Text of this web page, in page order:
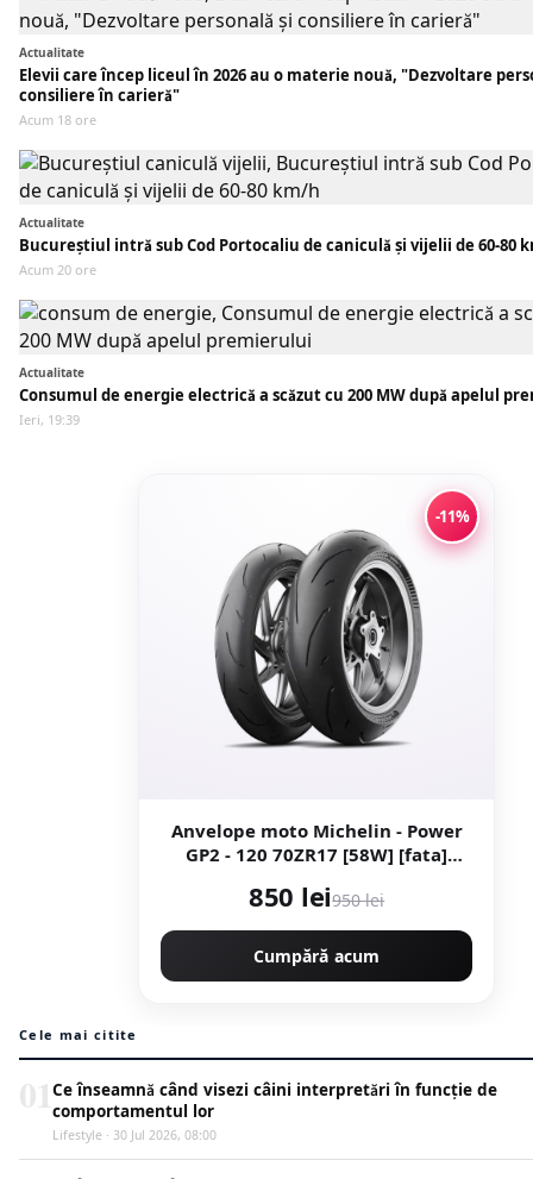
Actualitate
Elevii care încep liceul în 2026 au o materie nouă, "Dezvoltare
consiliere în carieră"
Acum 18 ore
Actualitate
Bucureștiul intră sub Cod Portocaliu de caniculă și vijelii de 60-80
Acum 20 ore
Actualitate
Consumul de energie electrică a scăzut cu 200 MW după apelul
Ieri, 19:39
-11%
Anvelope moto Michelin - Power
GP2 - 120 70ZR17 [58W] [fata]
850 lei950 lei
Cumpără acum
Cele mai citite
Ce înseamnă când visezi câini interpretări în funcție de
comportamentul lor
Lifestyle · 30 Jul 2026, 08:00